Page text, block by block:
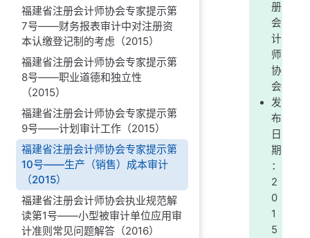
福建省注册会计师协会专家提示第
7号——财务报表审计中对注册资
本认缴登记制的考虑（2015）
福建省注册会计师协会专家提示第
8号——职业道德和独立性
（2015）
福建省注册会计师协会专家提示第
9号——计划审计工作（2015）
福建省注册会计师协会专家提示第
10号——生产（销售）成本审计
（2015）
福建省注册会计师协会执业规范解
读第1号——小型被审计单位应用审
计准则常见问题解答（2016）
册
会
计
师
协
会
发
布
日
期
：
2
0
1
5